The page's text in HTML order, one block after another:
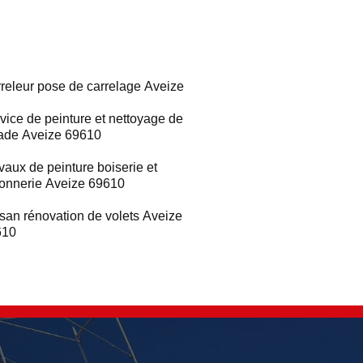
pose de carrelage Aveize
de peinture et nettoyage de
Aveize 69610
de peinture boiserie et
Aveize 69610
rénovation de volets Aveize